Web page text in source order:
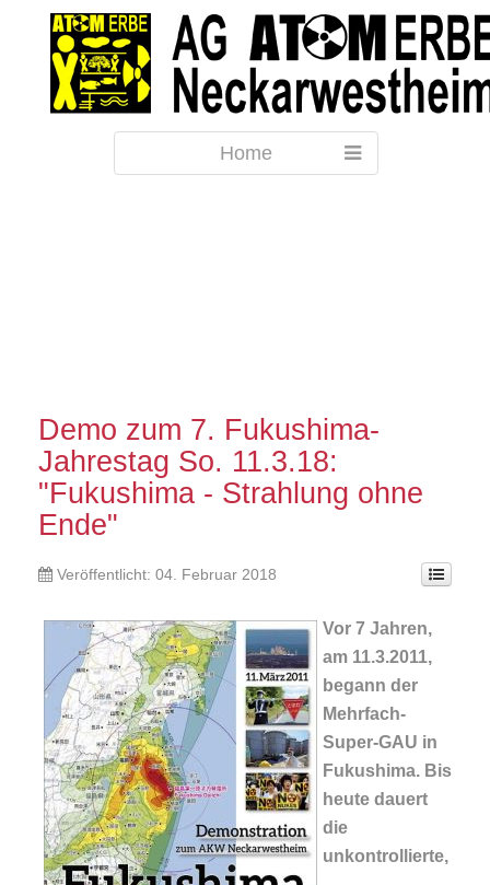
Home
Demo zum 7. Fukushima-
Jahrestag So. 11.3.18:
"Fukushima - Strahlung ohne
Ende"
Veröffentlicht: 04. Februar 2018
Vor 7 Jahren,
am 11.3.2011,
begann der
Mehrfach-
Super-GAU in
Fukushima. Bis
heute dauert
die
unkontrollierte,